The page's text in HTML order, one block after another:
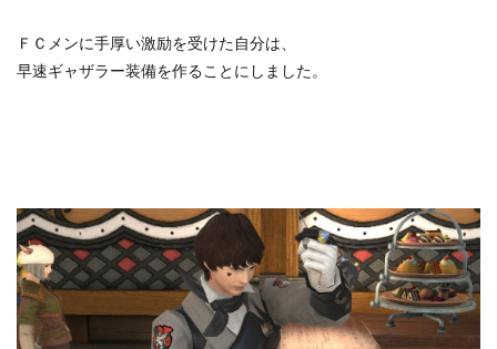
ＦＣメンに手厚い激励を受けた自分は、
早速ギャザラー装備を作ることにしました。